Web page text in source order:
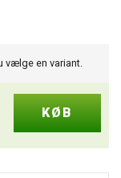
vælge en variant.